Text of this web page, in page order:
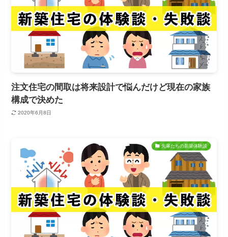
注文住宅の間取は将来設計で悩んだけど現在の家族
構成で決めた
2020年6月8日
先輩たちの新築体験談